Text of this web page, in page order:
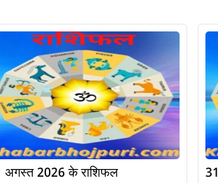
अगस्त 2026 के राशिफल